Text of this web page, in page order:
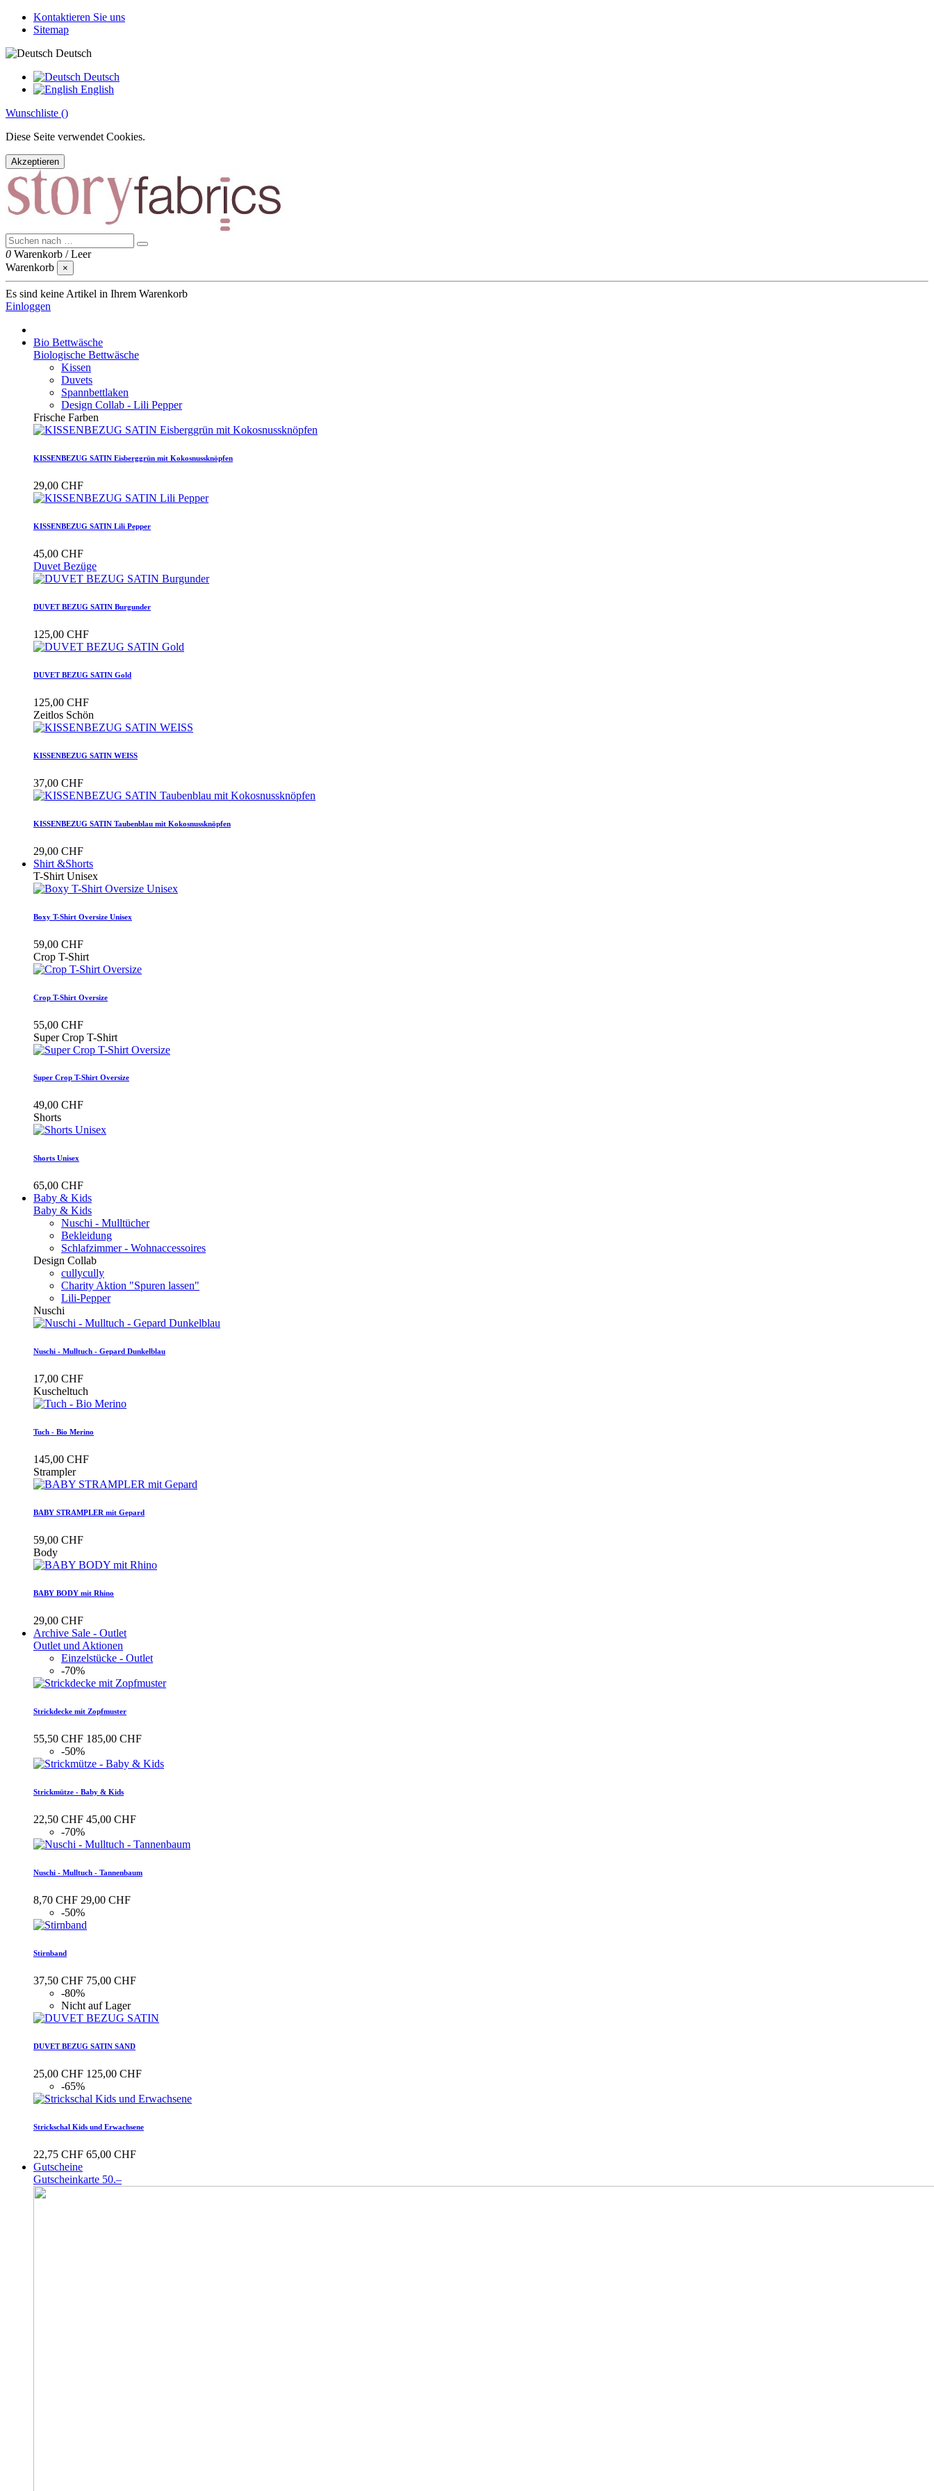
Kontaktieren Sie uns
Sitemap
Deutsch
Deutsch
English
Wunschliste ()
Diese Seite verwendet Cookies.
Akzeptieren
0 Warenkorb /Leer
Warenkorb
×
Es sind keine Artikel in Ihrem Warenkorb
Einloggen
Bio Bettwäsche
Biologische Bettwäsche
Kissen
Duvets
Spannbettlaken
Design Collab - Lili Pepper
Frische Farben
KISSENBEZUG SATIN Eisberggrün mit Kokosnussknöpfen
29,00 CHF
KISSENBEZUG SATIN Lili Pepper
45,00 CHF
Duvet Bezüge
DUVET BEZUG SATIN Burgunder
125,00 CHF
DUVET BEZUG SATIN Gold
125,00 CHF
Zeitlos Schön
KISSENBEZUG SATIN WEISS
37,00 CHF
KISSENBEZUG SATIN Taubenblau mit Kokosnussknöpfen
29,00 CHF
Shirt &Shorts
T-Shirt Unisex
Boxy T-Shirt Oversize Unisex
59,00 CHF
Crop T-Shirt
Crop T-Shirt Oversize
55,00 CHF
Super Crop T-Shirt
Super Crop T-Shirt Oversize
49,00 CHF
Shorts
Shorts Unisex
65,00 CHF
Baby & Kids
Baby & Kids
Nuschi - Mulltücher
Bekleidung
Schlafzimmer - Wohnaccessoires
Design Collab
cullycully
Charity Aktion "Spuren lassen"
Lili-Pepper
Nuschi
Nuschi - Mulltuch - Gepard Dunkelblau
17,00 CHF
Kuscheltuch
Tuch - Bio Merino
145,00 CHF
Strampler
BABY STRAMPLER mit Gepard
59,00 CHF
Body
BABY BODY mit Rhino
29,00 CHF
Archive Sale - Outlet
Outlet und Aktionen
Einzelstücke - Outlet
-70%
Strickdecke mit Zopfmuster
55,50 CHF 185,00 CHF
-50%
Strickmütze - Baby & Kids
22,50 CHF 45,00 CHF
-70%
Nuschi - Mulltuch - Tannenbaum
8,70 CHF 29,00 CHF
-50%
Stirnband
37,50 CHF 75,00 CHF
-80%
Nicht auf Lager
DUVET BEZUG SATIN SAND
25,00 CHF 125,00 CHF
-65%
Strickschal Kids und Erwachsene
22,75 CHF 65,00 CHF
Gutscheine
Gutscheinkarte 50.–